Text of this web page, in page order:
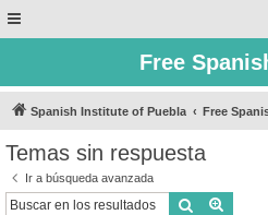
Free
Spanish Institute of Puebla Free
Temas sin respuesta
Ir a búsqueda avanzada
Buscar